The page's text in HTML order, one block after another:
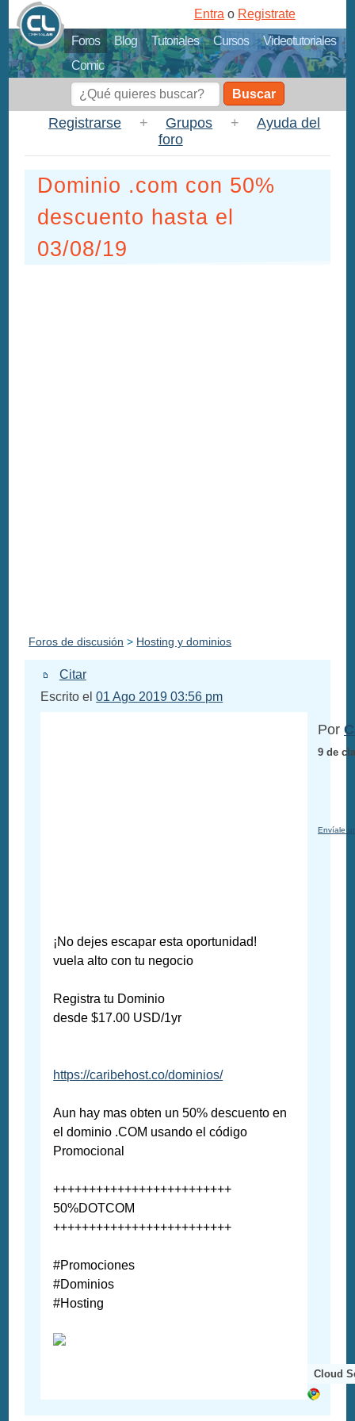
Foros Blog Tutoriales Cursos
Videotutoriales
Comic
Entra o Registrate
Buscar
Registrarse + Grupos +
Ayuda del
foro
Dominio .com con 50%
descuento hasta el
03/08/19
Foros de discusión > Hosting y dominios
Citar
Escrito el01 Ago 2019 03:56 pm
¡No dejes escapar esta oportunidad!
vuela alto con tu negocio
Registra tu Dominio
desde $17.00 USD/1yr
https://caribehost.co/dominios/
Aun hay mas obten un 50% descuento en
el dominio .COM usando el código
Promocional
+++++++++++++++++++++++++
50%DOTCOM
+++++++++++++++++++++++++
#Promociones
#Dominios
#Hosting
Por
9 de
Envíale
Cloud